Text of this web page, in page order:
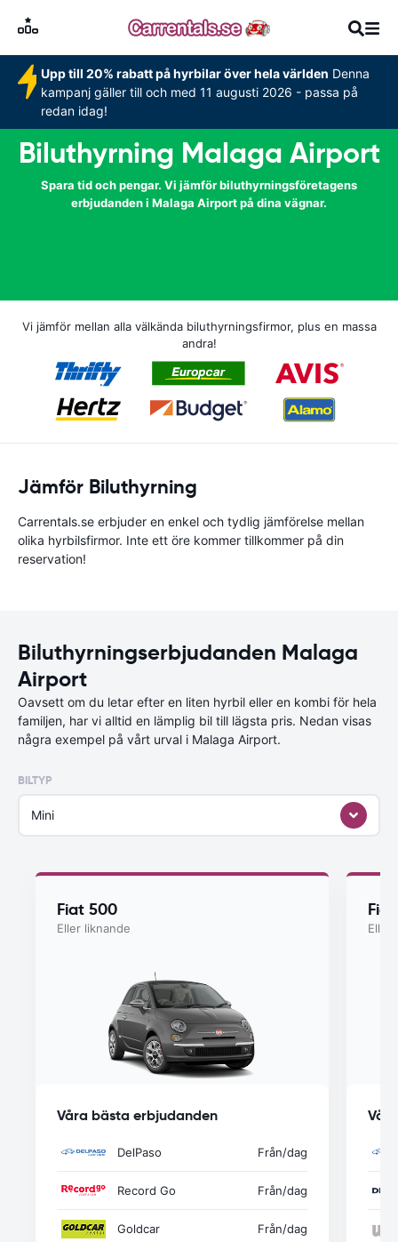
Upp till 20% rabatt på hyrbilar över hela världen Denna
kampanj gäller till och med 11 augusti 2026 - passa på
redan idag!
Biluthyrning Malaga Airport
Spara tid och pengar. Vi jämför biluthyrningsföretagens
erbjudanden i Malaga Airport på dina vägnar.
Vi jämför mellan alla välkända biluthyrningsfirmor, plus en massa
andra!
Jämför Biluthyrning
Carrentals.se erbjuder en enkel och tydlig jämförelse mellan
olika hyrbilsfirmor. Inte ett öre kommer tillkommer på din
reservation!
Biluthyrningserbjudanden Malaga
Airport
Oavsett om du letar efter en liten hyrbil eller en kombi för hela
familjen, har vi alltid en lämplig bil till lägsta pris. Nedan visas
några exempel på vårt urval i Malaga Airport.
BILTYP
Mini
Fiat 500
Eller liknande
Våra bästa erbjudanden
DelPaso Från/dag
Record Go Från/dag
Goldcar Från/dag
Eller